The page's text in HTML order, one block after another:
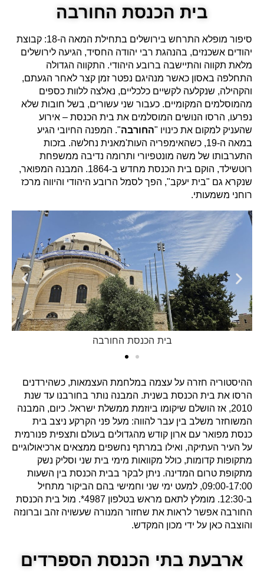
בית הכנסת החורבה
סיפור מופלא התרחש בירושלים בתחילת המאה ה-18: קבוצת
יהודים אשכנזים, בהנהגת רבי יהודה החסיד, הגיעה לירושלים
מלאת תקווה והתיישבה ברובע היהודי. התקווה הגדולה
התחלפה באסון כאשר מנהיגם נפטר זמן קצר לאחר הגעתם,
והקהילה, שנקלעה לקשיים כלכליים, נאלצה ללוות כספים
מהמוסלמים המקומיים. כעבור שני עשורים, בשל חובות שלא
נפרעו, הרסו הנושים המוסלמים את בית הכנסת – אירוע
שהעניק למקום את כינויו "החורבה". המפנה החיובי הגיע
במאה ה-19, כשהאימפריה העות'מאנית נחלשה. בזכות
התערבותו של משה מונטפיורי ותרומה נדיבה ממשפחת
רוטשילד, הוקם בית הכנסת מחדש ב-1864. המבנה המפואר,
שנקרא גם "בית יעקב", הפך לסמל הרובע היהודי והיווה מרכז
רוחני משמעותי.
בית הכנסת החורבה
ההיסטוריה חזרה על עצמה במלחמת העצמאות, כשהירדנים
הרסו את בית הכנסת בשנית. המבנה נותר בחורבנו עד שנת
2010, אז הושלם שיקומו ביוזמת ממשלת ישראל. כיום, המבנה
המשוחזר משלב בין עבר להווה: מעל פני הקרקע ניצב בית
כנסת מפואר עם ארון קודש מהגדולים בעולם ותצפית פנורמית
על העיר העתיקה, ואילו במרתף נחשפים ממצאים ארכיאולוגיים
מתקופות קדומות, כולל מקוואות מימי בית שני וסליק נשק
מתקופת טרום המדינה. ניתן לבקר בבית הכנסת בין השעות
09:00-17:00, למעט ימי שני וחמישי בהם הביקור מתחיל
ב-12:30. מומלץ לתאם מראש בטלפון 4987*. מול בית הכנסת
החורבה אפשר לראות את שחזור המנורה שעשויה זהב וברונזה
והוצבה כאן על ידי מכון המקדש.
ארבעת בתי הכנסת הספרדים